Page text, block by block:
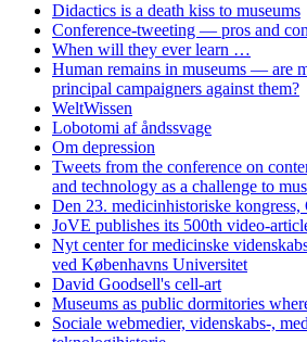
Didactics is a death kiss to museums
Conference-tweeting — pros and
When will they ever learn …
Human remains in museums — are
principal campaigners against them?
WeltWissen
Lobotomi af åndssvage
Om depression
Tweets from the conference on
and technology as a challenge to
Den 23. medicinhistoriske kongress,
JoVE publishes its 500th video-
Nyt center for medicinske
ved Københavns Universitet
David Goodsell's cell-art
Museums as public dormitories
Sociale webmedier, videnskabs-,